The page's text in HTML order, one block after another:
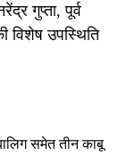
गुप्ता, पूर्व
विशेष उपस्थिति
समेत तीन काबू